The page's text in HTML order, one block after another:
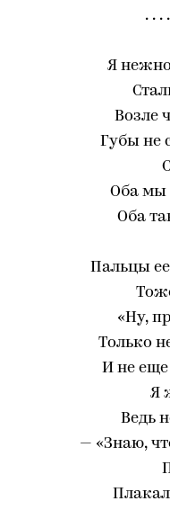
. . .
Я
Возле
Губы не
Оба мы
Оба
Пальцы
«Ну,
Только
И не еще
Я
Ведь
— «Знаю,